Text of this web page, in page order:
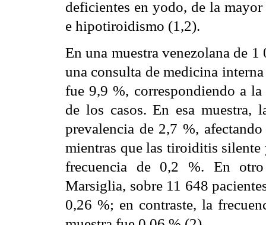
deficientes en yodo, de la
e hipotiroidismo (1,2).
En una muestra venezolana de
una consulta de medicina
fue 9,9 %, correspondiendo a
de los casos. En esa
prevalencia de 2,7 %,
mientras que las tiroiditis
frecuencia de 0,2 %. En
Marsiglia, sobre 11 648
0,26 %; en contraste, la